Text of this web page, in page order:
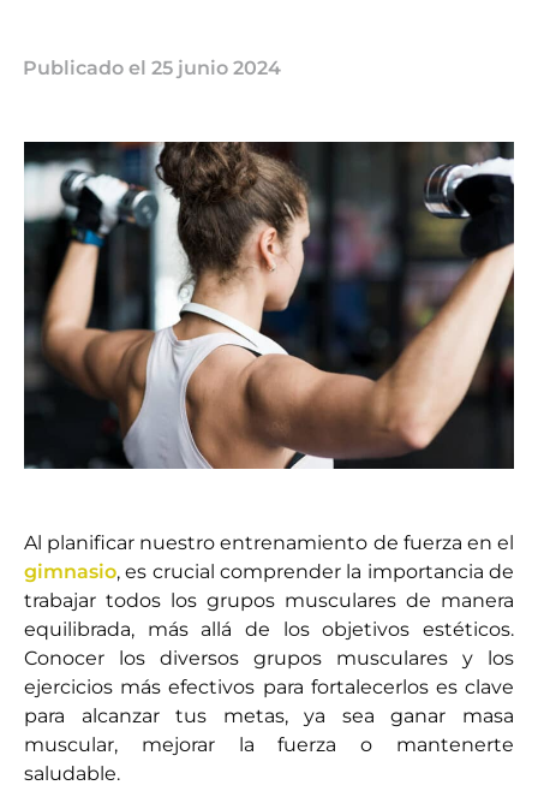
Publicado el 25 junio 2024
Al planificar nuestro entrenamiento de fuerza en el
gimnasio, es crucial comprender la importancia de
trabajar todos los grupos musculares de manera
equilibrada, más allá de los objetivos estéticos.
Conocer los diversos grupos musculares y los
ejercicios más efectivos para fortalecerlos es clave
para alcanzar tus metas, ya sea ganar masa
muscular, mejorar la fuerza o mantenerte
saludable.